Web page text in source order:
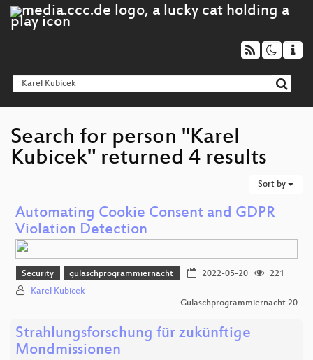
Search for person "Karel
Kubicek" returned 4 results
Sort by
Automating Cookie Consent and GDPR
Violation Detection
Security gulaschprogrammiernacht 2022-05-20
221
Karel Kubicek
Gulaschprogrammiernacht 20
Strahlungsforschung für zukünftige
Mondmissionen